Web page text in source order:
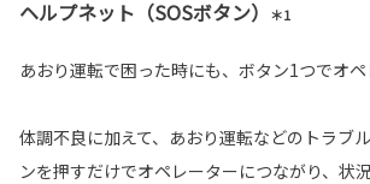
ヘルプネット（SOSボタン） ＊1
あおり運転で困った時にも、ボタン1つでオペ
体調不良に加えて、あおり運転などのトラブ
ンを押すだけでオペレーターにつながり、状